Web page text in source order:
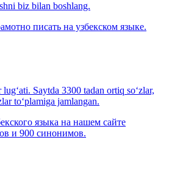
biz bilan boshlang.
писать на узбекском языке.
Saytda 3300 tadan ortiq so‘zlar,
to‘plamiga jamlangan.
языка на нашем сайте
и 900 синонимов.